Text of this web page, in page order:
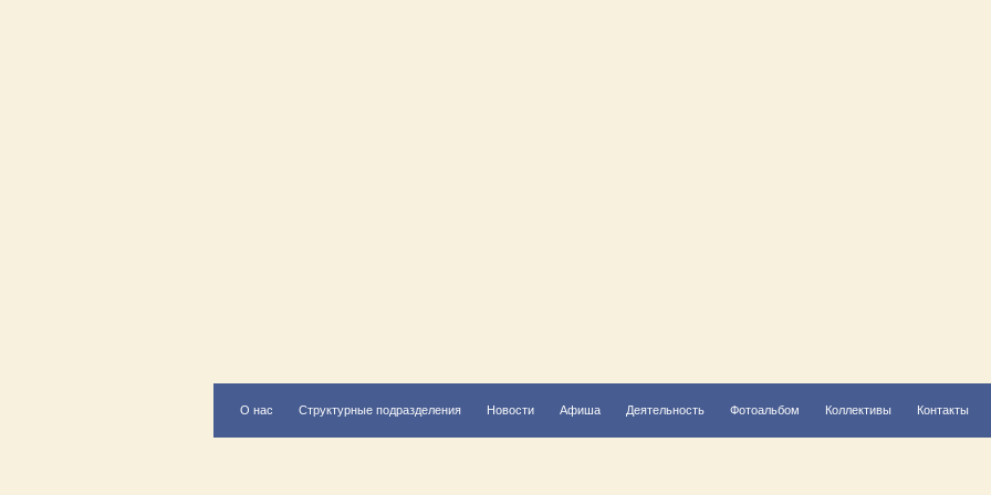
О нас Структурные подразделения Новости Афиша Деятельность Фотоальбом Коллективы Контакты